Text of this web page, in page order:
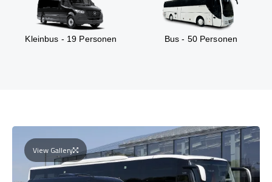
Kleinbus - 19 Personen Bus - 50 Personen
View Gallery